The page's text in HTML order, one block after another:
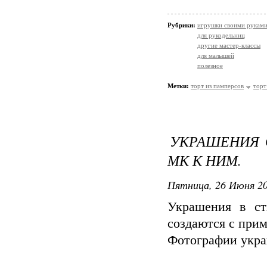
Рубрики: игрушки своими руками
для рукодельниц
другие мастер-классы
для малышей
полезное
Метки: торт из памперсов
УКРАШЕНИЯ
МК К НИМ.
Пятница, 26 Июня
Украшения в
создаются с
Фотографии